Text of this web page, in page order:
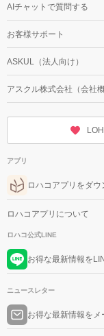
AIチャットで質問する
お客様サポート
ASKUL（法人向け）
アスクル株式会社（会社概
アプリ
ロハコアプリをダウ
ロハコアプリについて
ロハコ公式LINE
お得な最新情報を
ニュースレター
お得な最新情報を